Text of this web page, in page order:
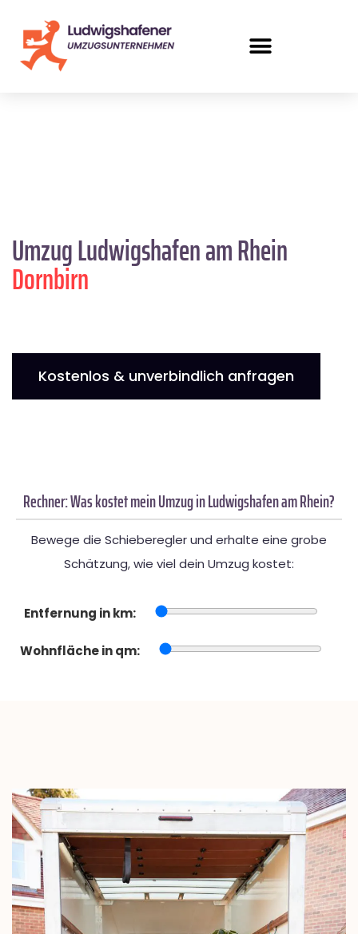
Umzug Ludwigshafen am Rhein
Dornbirn
Kostenlos & unverbindlich anfragen
Rechner: Was kostet mein Umzug in Ludwigshafen am Rhein?
Bewege die Schieberegler und erhalte eine grobe
Schätzung, wie viel dein Umzug kostet:
Entfernung in km:
Wohnfläche in qm: